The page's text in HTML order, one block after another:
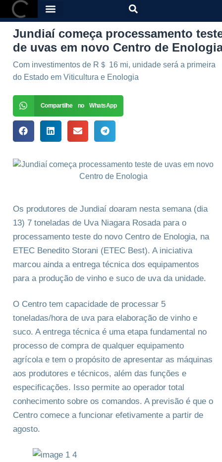
Jundiaí começa processamento
de uvas em novo Centro de
Com investimentos de R＄ 16 mi, unidade será a primeira
do Estado em Viticultura e Enologia
Compartilhe no WhatsApp
Os produtores de Jundiaí doaram nesta semana (dia
13) 7 toneladas de Uva Niagara Rosada para o
processamento teste do novo Centro de Enologia, na
ETEC Benedito Storani (ETEC Best). A iniciativa
marcou ainda a entrega técnica dos equipamentos
para a produção de vinho e suco de uva da unidade.
O Centro tem capacidade de processar 5
toneladas/hora de uva para elaboração de vinho e
suco. A entrega técnica é uma etapa fundamental no
processo de compra de qualquer equipamento
agrícola e tem o propósito de apresentar as máquinas
aos produtores e técnicos, além das funções e
especificações. Isso permite ao operador total
conhecimento sobre os comandos. A previsão é que o
Centro comece a funcionar efetivamente a partir de
agosto.